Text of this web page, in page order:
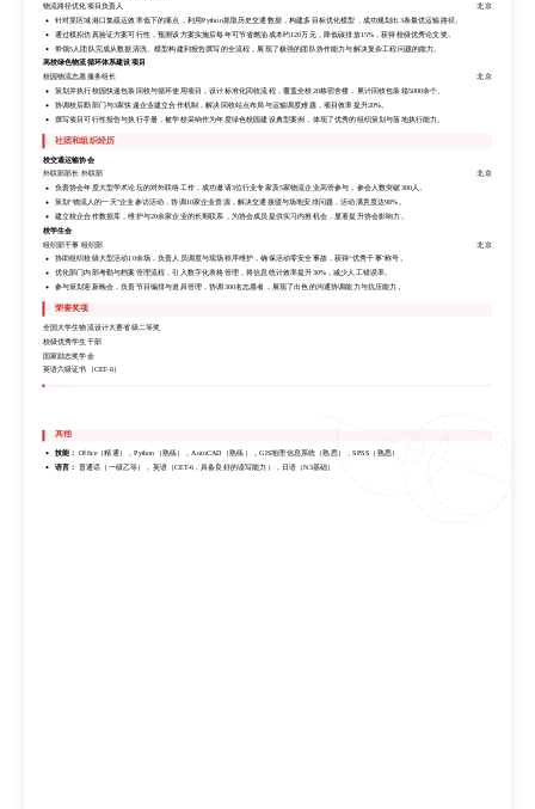
物流路径优化项目负责人
北京
针对某区域港口集疏运效率低下的痛点，利用Python抓取历史交通数据，构建多目标优化模型，成功规划出3条最优运输路径。
通过模拟仿真验证方案可行性，预测该方案实施后每年可节省燃油成本约120万元，降低碳排放15%，获得校级优秀论文奖。
带领5人团队完成从数据清洗、模型构建到报告撰写的全流程，展现了极强的团队协作能力与解决复杂工程问题的能力。
高校绿色物流循环体系建设项目
校园物流志愿服务组长
北京
策划并执行校园快递包装回收与循环使用项目，设计标准化回收流程，覆盖全校20栋宿舍楼，累计回收包装箱5000余个。
协调校后勤部门与3家快递企业建立合作机制，解决回收站点布局与运输调度难题，项目效率提升20%。
撰写项目可行性报告与执行手册，被学校采纳作为年度绿色校园建设典型案例，体现了优秀的组织策划与落地执行能力。
社团和组织经历
校交通运输协会
外联部部长 外联部
北京
负责协会年度大型学术论坛的对外联络工作，成功邀请3位行业专家及5家物流企业高管参与，参会人数突破300人。
策划“物流人的一天”企业参访活动，协调10家企业资源，解决交通接驳与场地安排问题，活动满意度达98%。
建立校企合作数据库，维护与20余家企业的长期联系，为协会成员提供实习内推机会，显著提升协会影响力。
校学生会
组织部干事 组织部
北京
协助组织校级大型活动10余场，负责人员调度与现场秩序维护，确保活动零安全事故，获得“优秀干事”称号。
优化部门内部考勤与档案管理流程，引入数字化表格管理，将信息统计效率提升30%，减少人工错误率。
参与策划迎新晚会，负责节目编排与道具管理，协调300名志愿者，展现了出色的沟通协调能力与抗压能力。
荣誉奖项
全国大学生物流设计大赛省级二等奖
校级优秀学生干部
国家励志奖学金
英语六级证书（CET-6）
项目经历
基于大数据的港口集疏运路径优化研究
物流路径优化项目负责人
针对某区域港口集疏运效率低下的痛点，利用Python抓取历史交通数据，构建多目标优化模型，成功规划出3条最优运输路径。
通过模拟仿真验证方案可行性，预测该方案实施后每年可节省燃油成本约120万元，降低碳排放15%，获得校级优秀论文奖。
带领5人团队完成从数据清洗、模型构建到报告撰写的全流程，展现了极强的团队协作能力与解决复杂工程问题的能力。
高校绿色物流循环体系建设项目
校园物流志愿服务组长
协调校后勤部门与3家快递企业建立合作机制，解决回收站点布局与运输调度难题，项目效率提升20%。
撰写项目可行性报告与执行手册，被学校采纳作为年度绿色校园建设典型案例，体现了优秀的组织策划与落地执行能力。
社团和组织经历
校交通运输协会
外联部部长 外联部
负责协会年度大型学术论坛的对外联络工作，成功邀请3位行业专家及5家物流企业高管参与，参会人数突破300人。
策划“物流人的一天”企业参访活动，协调10家企业资源，解决交通接驳与场地安排问题，活动满意度达98%。
建立校企合作数据库，维护与20余家企业的长期联系，为协会成员提供实习内推机会，显著提升协会影响力。
校学生会
组织部干事 组织部
参与策划迎新晚会，负责节目编排与道具管理，协调300名志愿者，展现了出色的沟通协调能力与抗压能力。
全国大学生物流设计大赛省级二等奖
校级优秀学生干部
其他
技能： Office（精通），Python（熟练），AutoCAD（熟练），GIS地理信息系统（熟悉），SPSS（熟悉）
语言： 普通话（一级乙等），英语（CET-6，具备良好的读写能力），日语（N3基础）